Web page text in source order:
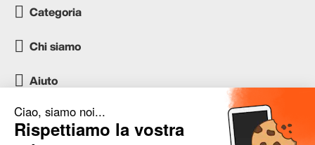
Categoria
Chi siamo
Aiuto
Servizio clienti